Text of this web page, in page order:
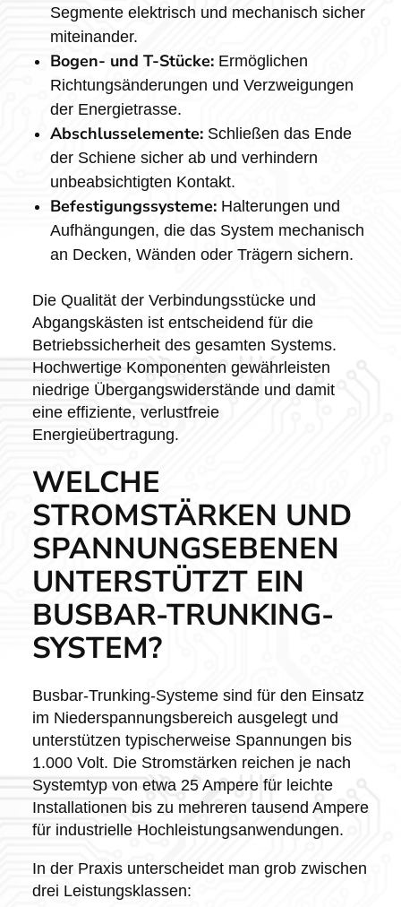
Segmente elektrisch und mechanisch sicher
miteinander.
Bogen- und T-Stücke:Ermöglichen
Richtungsänderungen und Verzweigungen
der Energietrasse.
Abschlusselemente:Schließen das Ende
der Schiene sicher ab und verhindern
unbeabsichtigten Kontakt.
Befestigungssysteme:Halterungen und
Aufhängungen, die das System mechanisch
an Decken, Wänden oder Trägern sichern.
Die Qualität der Verbindungsstücke und
Abgangskästen ist entscheidend für die
Betriebssicherheit des gesamten Systems.
Hochwertige Komponenten gewährleisten
niedrige Übergangswiderstände und damit
eine effiziente, verlustfreie
Energieübertragung.
WELCHE
STROMSTÄRKEN UND
SPANNUNGSEBENEN
UNTERSTÜTZT EIN
BUSBAR-TRUNKING-
SYSTEM?
Busbar-Trunking-Systeme sind für den Einsatz
im Niederspannungsbereich ausgelegt und
unterstützen typischerweise Spannungen bis
1.000 Volt. Die Stromstärken reichen je nach
Systemtyp von etwa 25 Ampere für leichte
Installationen bis zu mehreren tausend Ampere
für industrielle Hochleistungsanwendungen.
In der Praxis unterscheidet man grob zwischen
drei Leistungsklassen: